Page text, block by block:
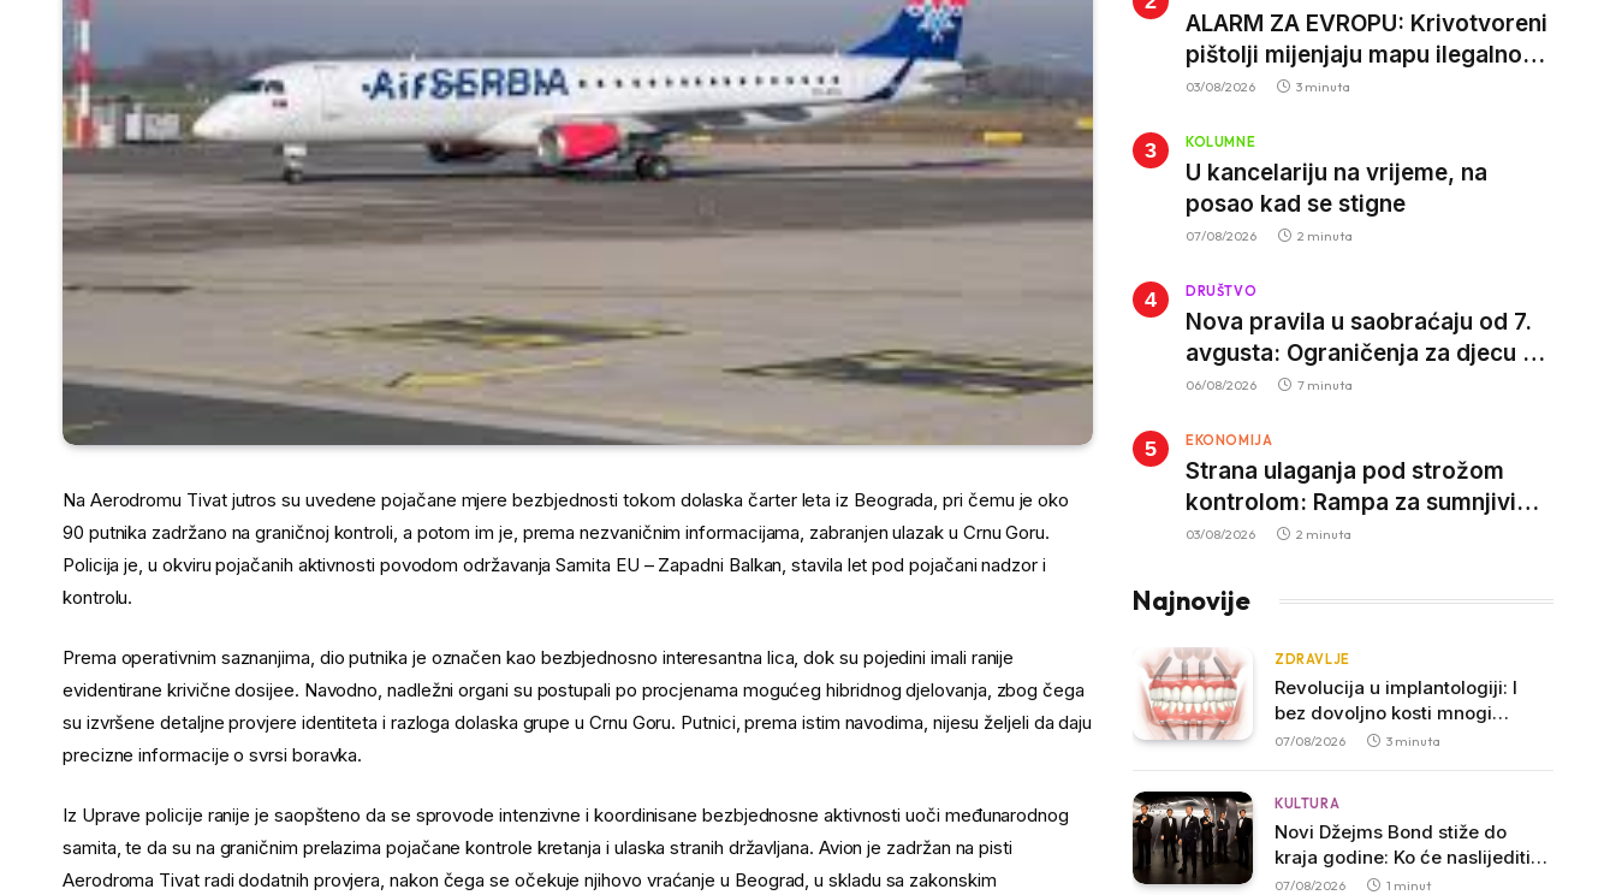
Na Aerodromu Tivat jutros su uvedene pojačane mjere bezbjednosti tokom dolaska čarter leta iz Beograda, pri čemu je oko
90 putnika zadržano na graničnoj kontroli, a potom im je, prema nezvaničnim informacijama, zabranjen ulazak u Crnu Goru.
Policija je, u okviru pojačanih aktivnosti povodom održavanja Samita EU – Zapadni Balkan, stavila let pod pojačani nadzor i
kontrolu.
Prema operativnim saznanjima, dio putnika je označen kao bezbjednosno interesantna lica, dok su pojedini imali ranije
evidentirane krivične dosijee. Navodno, nadležni organi su postupali po procjenama mogućeg hibridnog djelovanja, zbog čega
su izvršene detaljne provjere identiteta i razloga dolaska grupe u Crnu Goru. Putnici, prema istim navodima, nijesu željeli da daju
precizne informacije o svrsi boravka.
Iz Uprave policije ranije je saopšteno da se sprovode intenzivne i koordinisane bezbjednosne aktivnosti uoči međunarodnog
samita, te da su na graničnim prelazima pojačane kontrole kretanja i ulaska stranih državljana. Avion je zadržan na pisti
Aerodroma Tivat radi dodatnih provjera, nakon čega se očekuje njihovo vraćanje u Beograd, u skladu sa zakonskim
ALARM ZA EVROPU: Krivotvoreni
pištolji mijenjaju mapu ilegalnog
tržišta, istrage ukazuju na
03/08/2026 3 minuta
KOLUMNE
U kancelariju na vrijeme, na
posao kad se stigne
07/08/2026 2 minuta
DRUŠTVO
Nova pravila u saobraćaju od 7.
avgusta: Ograničenja za djecu na
trotinetima i mlade vozače, veće
djece
06/08/2026 7 minuta
EKONOMIJA
Strana ulaganja pod strožom
kontrolom: Rampa za sumnjivi
kapital
03/08/2026 2 minuta
Najnovije
ZDRAVLJE
Revolucija u implantologiji: I
bez dovoljno kosti mnogi
pacijenti danas mogu do
07/08/2026 3 minuta
KULTURA
Novi Džejms Bond stiže do
kraja godine: Ko će naslijediti
Danijela Krejga?
07/08/2026 1 minut